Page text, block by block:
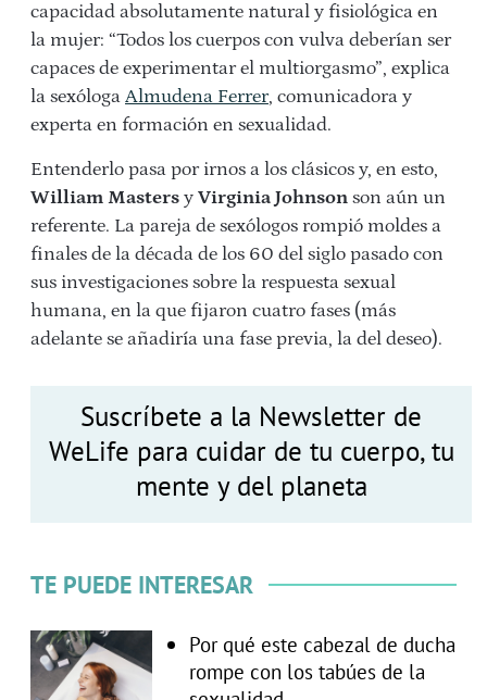
capacidad absolutamente natural y fisiológica en
la mujer: “Todos los cuerpos con vulva deberían ser
capaces de experimentar el multiorgasmo”, explica
la sexóloga Almudena Ferrer, comunicadora y
experta en formación en sexualidad.
Entenderlo pasa por irnos a los clásicos y, en esto,
William Masters y Virginia Johnson son aún un
referente. La pareja de sexólogos rompió moldes a
finales de la década de los 60 del siglo pasado con
sus investigaciones sobre la respuesta sexual
humana, en la que fijaron cuatro fases (más
adelante se añadiría una fase previa, la del deseo).
Suscríbete a la Newsletter de
WeLife para cuidar de tu cuerpo, tu
mente y del planeta
TE PUEDE INTERESAR
Por qué este cabezal de ducha
rompe con los tabúes de la